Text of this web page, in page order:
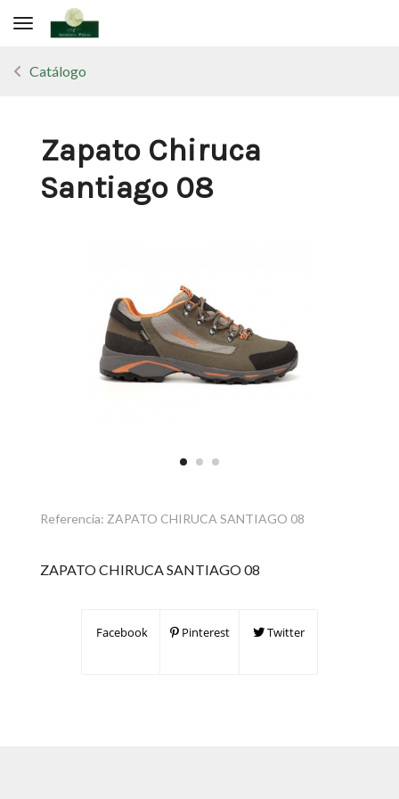
Toggle navigation
Catálogo
Zapato Chiruca
Santiago 08
Referencia: ZAPATO CHIRUCA SANTIAGO 08
ZAPATO CHIRUCA SANTIAGO 08
Facebook Pinterest Twitter